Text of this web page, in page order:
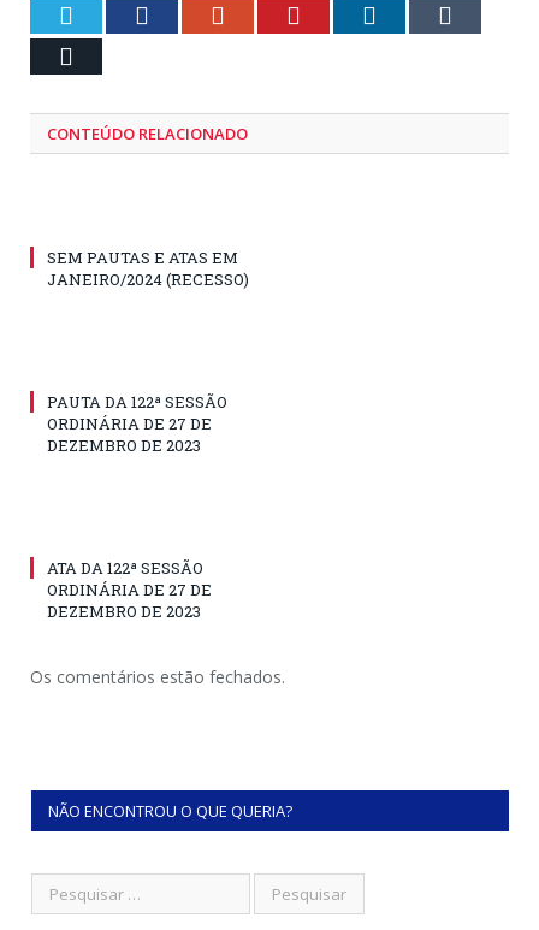
Twitter Facebook Google+ Pinterest LinkedIn
CONTEÚDO RELACIONADO
SEM PAUTAS E ATAS EM
JANEIRO/2024 (RECESSO)
PAUTA DA 122ª SESSÃO
ORDINÁRIA DE 27 DE
DEZEMBRO DE 2023
ATA DA 122ª SESSÃO
ORDINÁRIA DE 27 DE
DEZEMBRO DE 2023
Os comentários estão fechados.
NÃO ENCONTROU O QUE QUERIA?